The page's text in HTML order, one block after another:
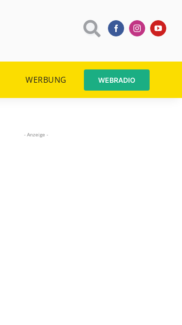
WERBUNG WEBRADIO
- Anzeige -